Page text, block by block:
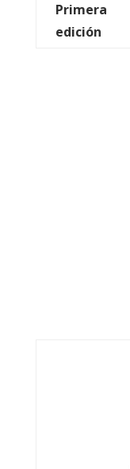
Primera
edición